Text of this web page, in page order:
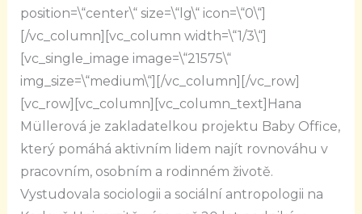
position=\“center\“ size=\“lg\“ icon=\“0\“]
[/vc_column][vc_column width=\“1/3\“]
[vc_single_image image=\“21575\“
img_size=\“medium\“][/vc_column][/vc_row]
[vc_row][vc_column][vc_column_text]Hana
Müllerová je zakladatelkou projektu Baby Office,
který pomáhá aktivním lidem najít rovnováhu v
pracovním, osobním a rodinném životě.
Vystudovala sociologii a sociální antropologii na